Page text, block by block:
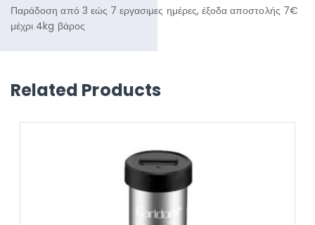
Παράδοση από 3 εώς 7 εργασιμες ημέρες, έξοδα αποστολής 7€
μέχρι 4kg βάρος
Related Products